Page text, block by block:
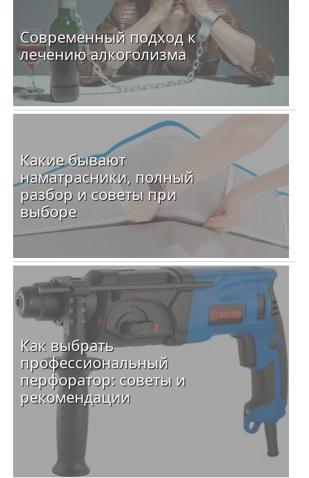
Современный подход к
лечению алкоголизма
Какие бывают
наматрасники, полный
разбор и советы при
выборе
Как выбрать
профессиональный
перфоратор: советы и
рекомендации